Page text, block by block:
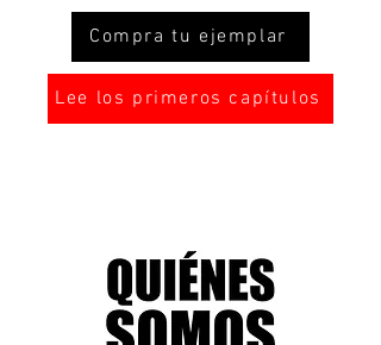
Compra tu ejemplar
Lee los primeros capítulos